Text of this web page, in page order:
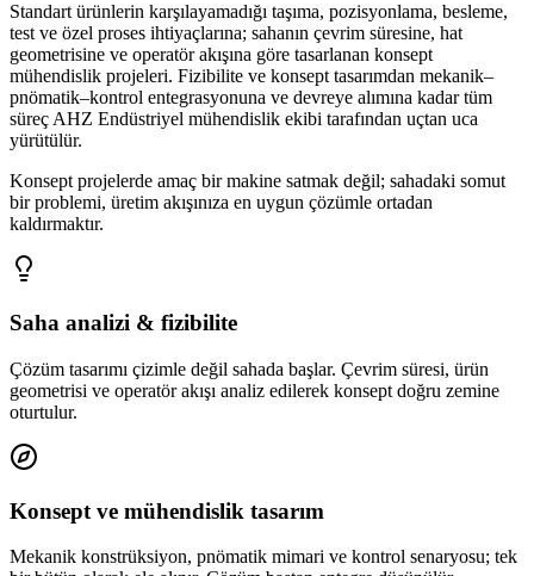
Standart ürünlerin karşılayamadığı taşıma, pozisyonlama, besleme,
test ve özel proses ihtiyaçlarına; sahanın çevrim süresine, hat
geometrisine ve operatör akışına göre tasarlanan konsept
mühendislik projeleri. Fizibilite ve konsept tasarımdan mekanik–
pnömatik–kontrol entegrasyonuna ve devreye alımına kadar tüm
süreç AHZ Endüstriyel mühendislik ekibi tarafından uçtan uca
yürütülür.
Konsept projelerde amaç bir makine satmak değil; sahadaki somut
bir problemi, üretim akışınıza en uygun çözümle ortadan
kaldırmaktır.
Saha analizi & fizibilite
Çözüm tasarımı çizimle değil sahada başlar. Çevrim süresi, ürün
geometrisi ve operatör akışı analiz edilerek konsept doğru zemine
oturtulur.
Konsept ve mühendislik tasarım
Mekanik konstrüksiyon, pnömatik mimari ve kontrol senaryosu; tek